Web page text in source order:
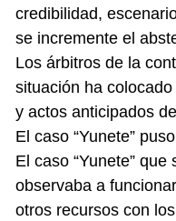
credibilidad,
se incremente el
Los árbitros de la
situación ha
y actos anticipados
El caso “Yunete”
El caso “Yunete”
observaba a
otros recursos con